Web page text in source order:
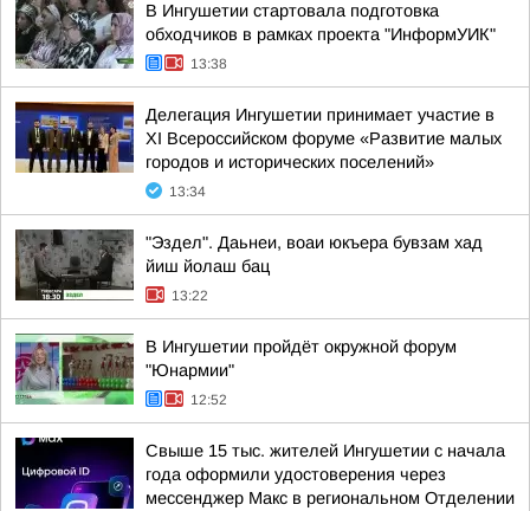
В Ингушетии стартовала подготовка
обходчиков в рамках проекта "ИнформУИК"
13:38
Делегация Ингушетии принимает участие в
XI Всероссийском форуме «Развитие малых
городов и исторических поселений»
13:34
"Эздел". Даьнеи, воаи юкъера бувзам хад
йиш йолаш бац
13:22
В Ингушетии пройдёт окружной форум
"Юнармии"
12:52
Свыше 15 тыс. жителей Ингушетии с начала
года оформили удостоверения через
мессенджер Макс в региональном Отделении